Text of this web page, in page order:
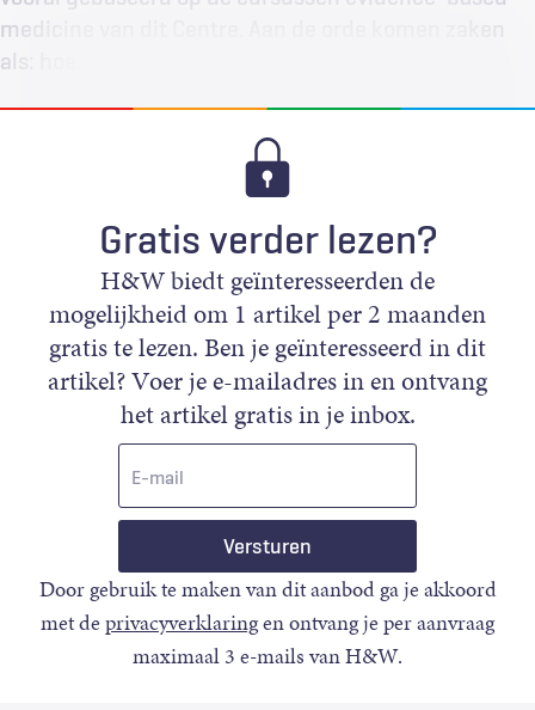
medicine van dit Centre. Aan de orde komen zaken
als: hoe…
Gratis verder lezen?
H&W biedt geïnteresseerden de
mogelijkheid om 1 artikel per 2 maanden
gratis te lezen. Ben je geïnteresseerd in dit
artikel? Voer je e-mailadres in en ontvang
het artikel gratis in je inbox.
Door gebruik te maken van dit aanbod ga je akkoord
met deprivacyverklaringen ontvang je per aanvraag
maximaal 3 e-mails van H&W.